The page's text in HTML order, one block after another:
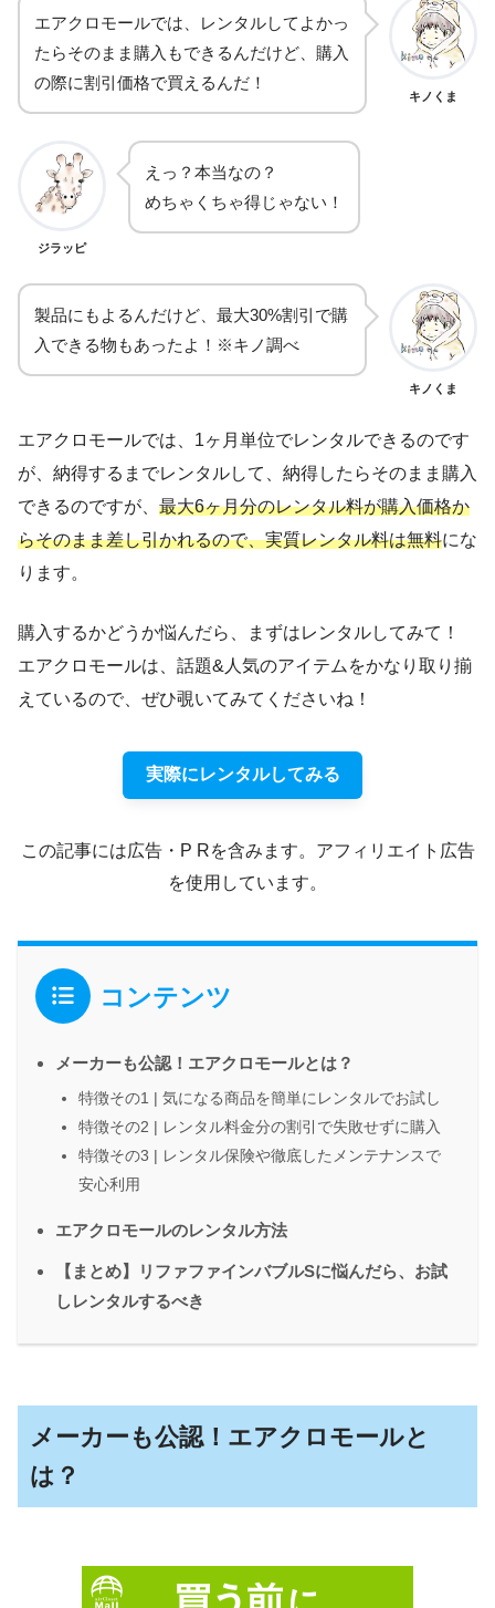
エアクロモールでは、レンタルしてよかっ
たらそのまま購入もできるんだけど、購入
の際に割引価格で買えるんだ！
キノくま
ジラッピ
えっ？本当なの？
めちゃくちゃ得じゃない！
製品にもよるんだけど、最大30%割引で購
入できる物もあったよ！※キノ調べ
キノくま
エアクロモールでは、1ヶ月単位でレンタルできるのです
が、納得するまでレンタルして、納得したらそのまま購入
できるのですが、 最大6ヶ月分のレンタル料が購入価格か
らそのまま差し引かれるので、実質レンタル料は無料にな
ります。
購入するかどうか悩んだら、まずはレンタルしてみて！
エアクロモールは、話題&人気のアイテムをかなり取り揃
えているので、ぜひ覗いてみてくださいね！
実際にレンタルしてみる
この記事には広告・P Rを含みます。アフィリエイト広告
を使用しています。
コンテンツ
メーカーも公認！エアクロモールとは？
特徴その1 | 気になる商品を簡単にレンタルでお試し
特徴その2 | レンタル料金分の割引で失敗せずに購入
特徴その3 | レンタル保険や徹底したメンテナンスで
安心利用
エアクロモールのレンタル方法
【まとめ】リファファインバブルSに悩んだら、お試
しレンタルするべき
メーカーも公認！エアクロモールと
は？